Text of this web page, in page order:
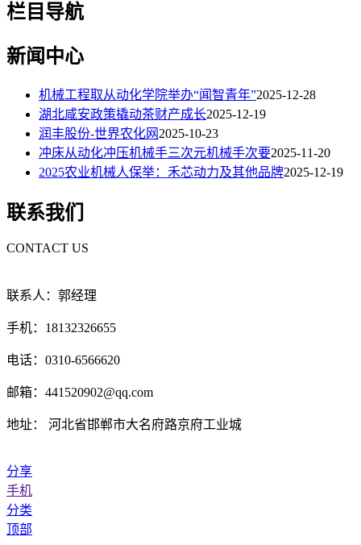
栏目导航
新闻中心
机械工程取从动化学院举办“闻智青年”2025-12-28
湖北咸安政策撬动茶财产成长2025-12-19
润丰股份-世界农化网2025-10-23
冲床从动化冲压机械手三次元机械手次要2025-11-20
2025农业机械人保举：禾芯动力及其他品牌2025-12-19
联系我们
CONTACT US
联系人：郭经理
手机：18132326655
电话：0310-6566620
邮箱：441520902@qq.com
地址： 河北省邯郸市大名府路京府工业城
分享
手机
分类
顶部